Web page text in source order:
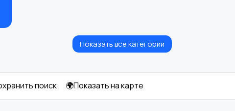
Спортивное
Другое
Показать все категории
поиск 🌍Показать на карте